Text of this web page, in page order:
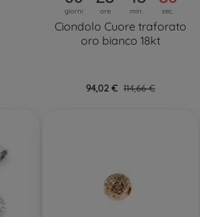
giorni ore min. sec.
Ciondolo Cuore traforato
oro bianco 18kt
94,02 € 114,66 €